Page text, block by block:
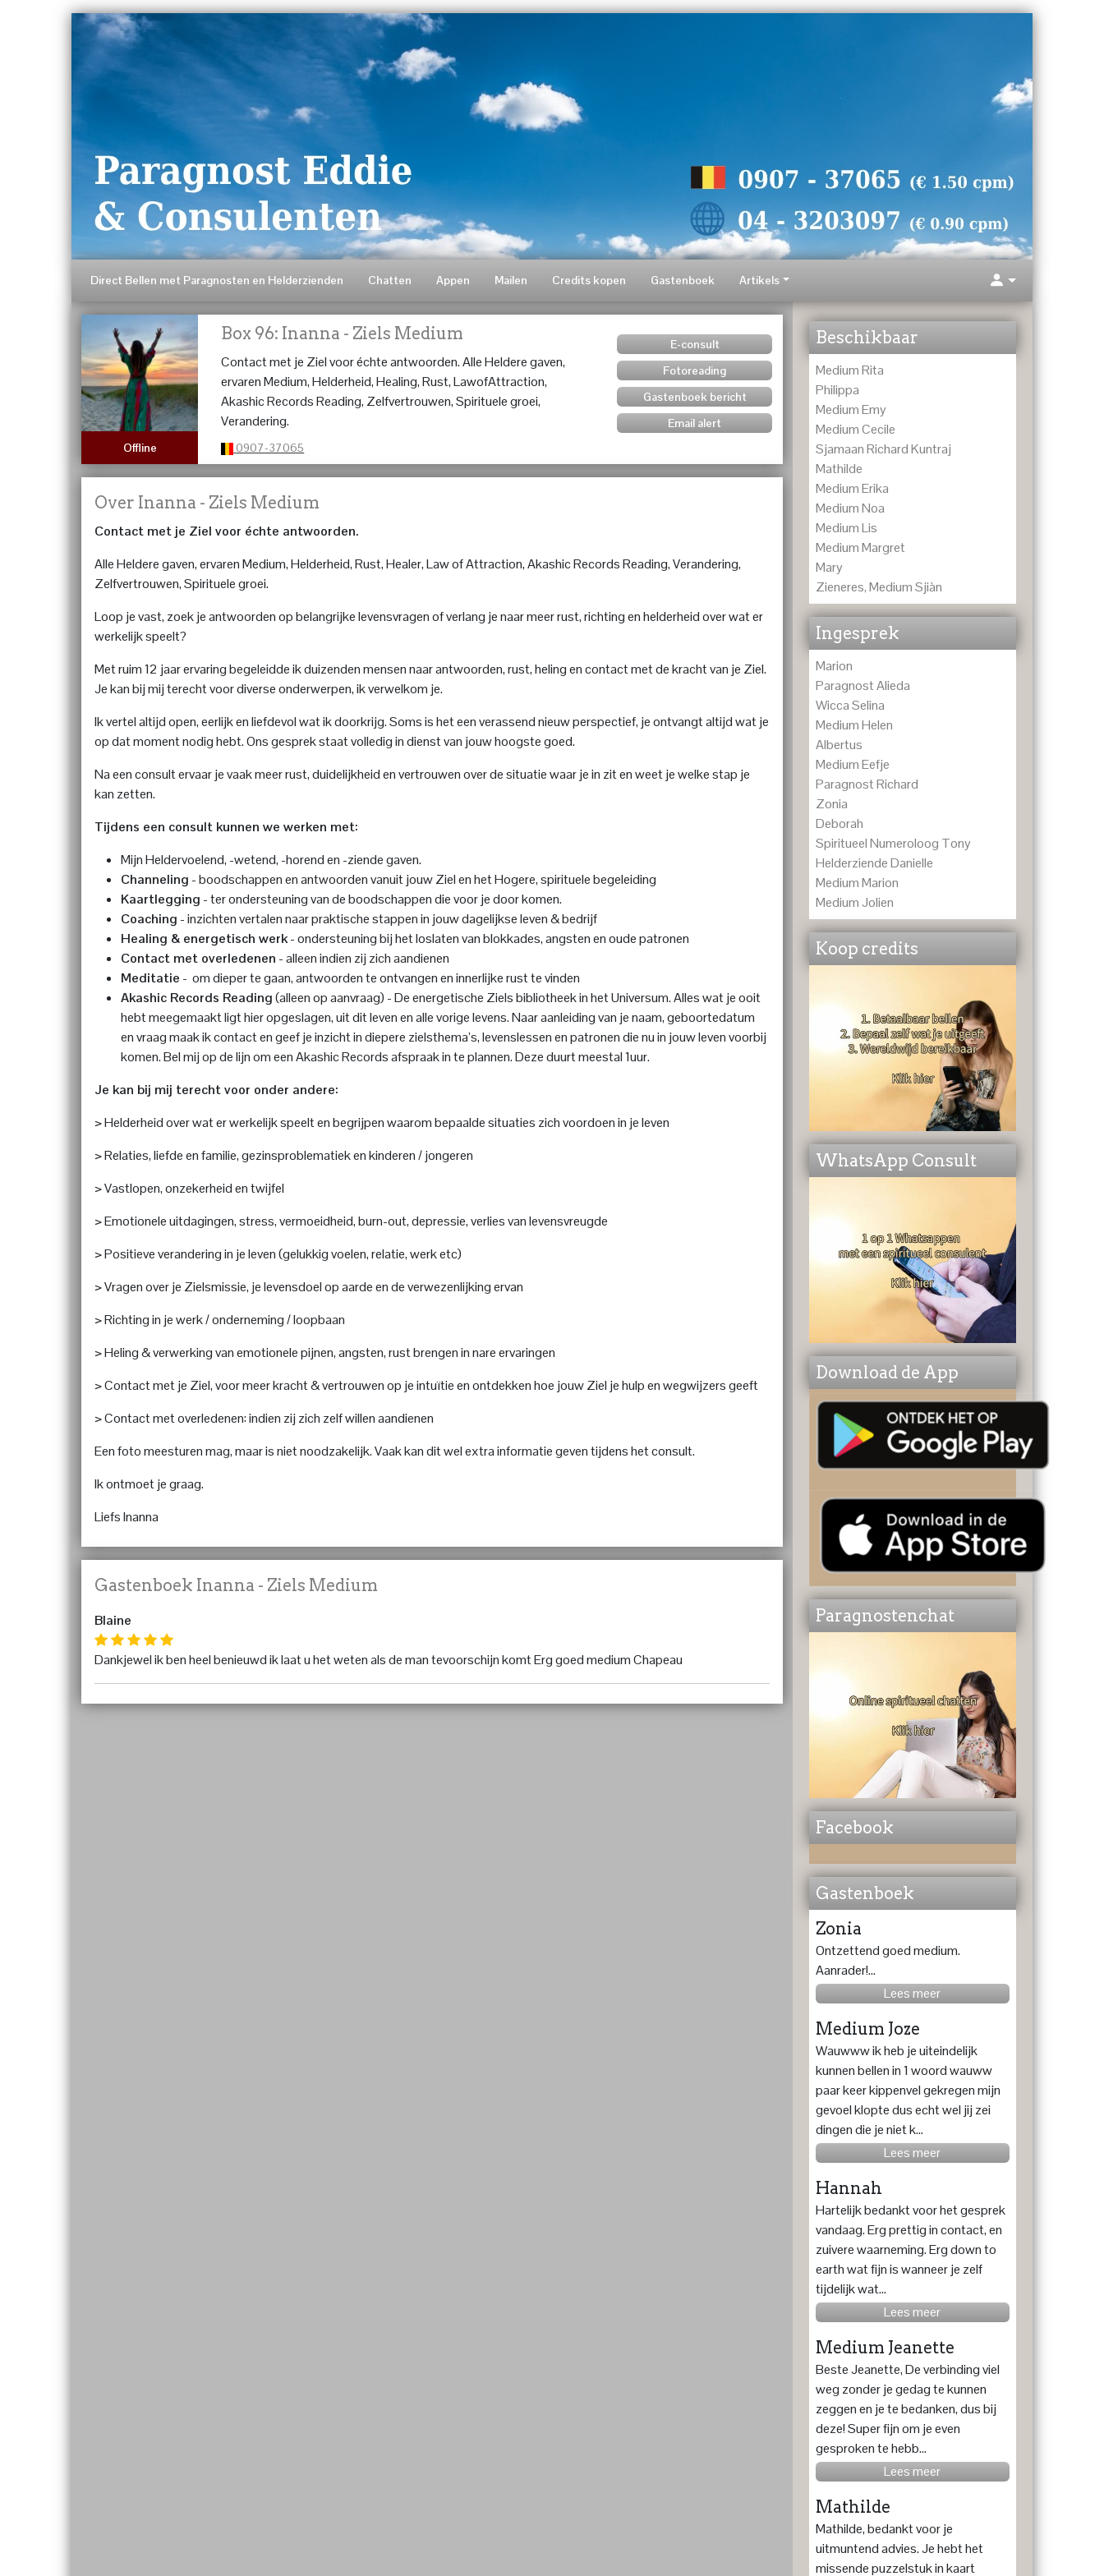
Direct Bellen met Paragnosten en Helderzienden Chatten Appen Mailen Credits kopen Gastenboek Artikels
Offline
Box 96: Inanna - Ziels Medium
Contact met je Ziel voor échte antwoorden. Alle Heldere gaven,
ervaren Medium, Helderheid, Healing, Rust, LawofAttraction,
Akashic Records Reading, Zelfvertrouwen, Spirituele groei,
Verandering.
0907-37065
E-consult
Fotoreading
Gastenboek bericht
Email alert
Over Inanna - Ziels Medium
Contact met je Ziel voor échte antwoorden.
Alle Heldere gaven, ervaren Medium, Helderheid, Rust, Healer, Law of Attraction, Akashic Records Reading, Verandering,
Zelfvertrouwen, Spirituele groei.
Loop je vast, zoek je antwoorden op belangrijke levensvragen of verlang je naar meer rust, richting en helderheid over wat er
werkelijk speelt?
Met ruim 12 jaar ervaring begeleidde ik duizenden mensen naar antwoorden, rust, heling en contact met de kracht van je Ziel.
Je kan bij mij terecht voor diverse onderwerpen, ik verwelkom je.
Ik vertel altijd open, eerlijk en liefdevol wat ik doorkrijg. Soms is het een verassend nieuw perspectief, je ontvangt altijd wat je
op dat moment nodig hebt. Ons gesprek staat volledig in dienst van jouw hoogste goed.
Na een consult ervaar je vaak meer rust, duidelijkheid en vertrouwen over de situatie waar je in zit en weet je welke stap je
kan zetten.
Tijdens een consult kunnen we werken met:
Mijn Heldervoelend, -wetend, -horend en -ziende gaven.
Channeling - boodschappen en antwoorden vanuit jouw Ziel en het Hogere, spirituele begeleiding
Kaartlegging - ter ondersteuning van de boodschappen die voor je door komen.
Coaching - inzichten vertalen naar praktische stappen in jouw dagelijkse leven & bedrijf
Healing & energetisch werk- ondersteuning bij het loslaten van blokkades, angsten en oude patronen
Contact met overledenen - alleen indien zij zich aandienen
Meditatie - om dieper te gaan, antwoorden te ontvangen en innerlijke rust te vinden
Akashic Records Reading(alleen op aanvraag) - De energetische Ziels bibliotheek in het Universum. Alles wat je ooit
hebt meegemaakt ligt hier opgeslagen, uit dit leven en alle vorige levens. Naar aanleiding van je naam, geboortedatum
en vraag maak ik contact en geef je inzicht in diepere zielsthema’s, levenslessen en patronen die nu in jouw leven voorbij
komen. Bel mij op de lijn om een Akashic Records afspraak in te plannen. Deze duurt meestal 1uur.
Je kan bij mij terecht voor onder andere:
> Helderheid over wat er werkelijk speelt en begrijpen waarom bepaalde situaties zich voordoen in je leven
> Relaties, liefde en familie, gezinsproblematiek en kinderen / jongeren
> Vastlopen, onzekerheid en twijfel
> Emotionele uitdagingen, stress, vermoeidheid, burn-out, depressie, verlies van levensvreugde
> Positieve verandering in je leven (gelukkig voelen, relatie, werk etc)
> Vragen over je Zielsmissie, je levensdoel op aarde en de verwezenlijking ervan
> Richting in je werk / onderneming / loopbaan
> Heling & verwerking van emotionele pijnen, angsten, rust brengen in nare ervaringen
> Contact met je Ziel, voor meer kracht & vertrouwen op je intuïtie en ontdekken hoe jouw Ziel je hulp en wegwijzers geeft
> Contact met overledenen: indien zij zich zelf willen aandienen
Een foto meesturen mag, maar is niet noodzakelijk. Vaak kan dit wel extra informatie geven tijdens het consult.
Ik ontmoet je graag.
Liefs Inanna
Gastenboek Inanna - Ziels Medium
Blaine
Dankjewel ik ben heel benieuwd ik laat u het weten als de man tevoorschijn komt Erg goed medium Chapeau
Beschikbaar
Medium Rita
Philippa
Medium Emy
Medium Cecile
Sjamaan Richard Kuntraj
Mathilde
Medium Erika
Medium Noa
Medium Lis
Medium Margret
Mary
Zieneres, Medium Sjiàn
Ingesprek
Marion
Paragnost Alieda
Wicca Selina
Medium Helen
Albertus
Medium Eefje
Paragnost Richard
Zonia
Deborah
Spiritueel Numeroloog Tony
Helderziende Danielle
Medium Marion
Medium Jolien
Koop credits
WhatsApp Consult
Download de App
Paragnostenchat
Facebook
Gastenboek
Zonia
Ontzettend goed medium.
Aanrader!...
Lees meer
Medium Joze
Wauwww ik heb je uiteindelijk
kunnen bellen in 1 woord wauww
paar keer kippenvel gekregen mijn
gevoel klopte dus echt wel jij zei
dingen die je niet k...
Lees meer
Hannah
Hartelijk bedankt voor het gesprek
vandaag. Erg prettig in contact, en
zuivere waarneming. Erg down to
earth wat fijn is wanneer je zelf
tijdelijk wat...
Lees meer
Medium Jeanette
Beste Jeanette, De verbinding viel
weg zonder je gedag te kunnen
zeggen en je te bedanken, dus bij
deze! Super fijn om je even
gesproken te hebb...
Lees meer
Mathilde
Mathilde, bedankt voor je
uitmuntend advies. Je hebt het
missende puzzelstuk in kaart